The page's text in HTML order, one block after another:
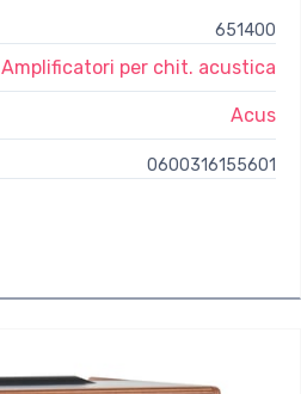
651400
Amplificatori per chit. acustica
Acus
0600316155601